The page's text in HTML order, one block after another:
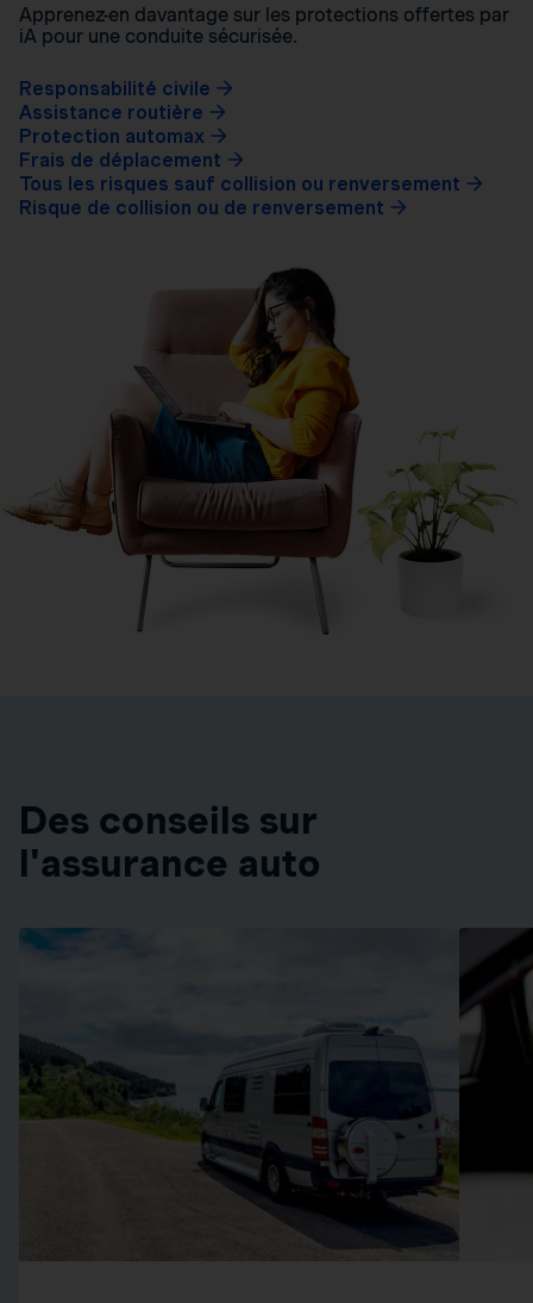
Apprenez-en davantage sur les protections offertes par
iA pour une conduite sécurisée.
Responsabilité civile
Assistance routière
Protection automax
Frais de déplacement
Tous les risques sauf collision ou renversement
Risque de collision ou de renversement
Des conseils sur
l'assurance auto